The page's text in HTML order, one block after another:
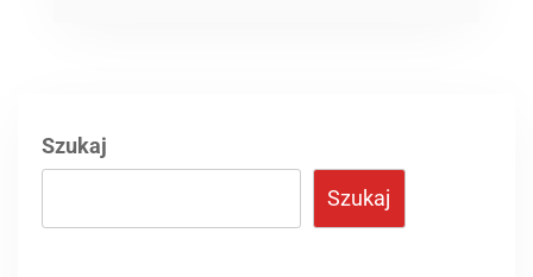
Szukaj
Szukaj